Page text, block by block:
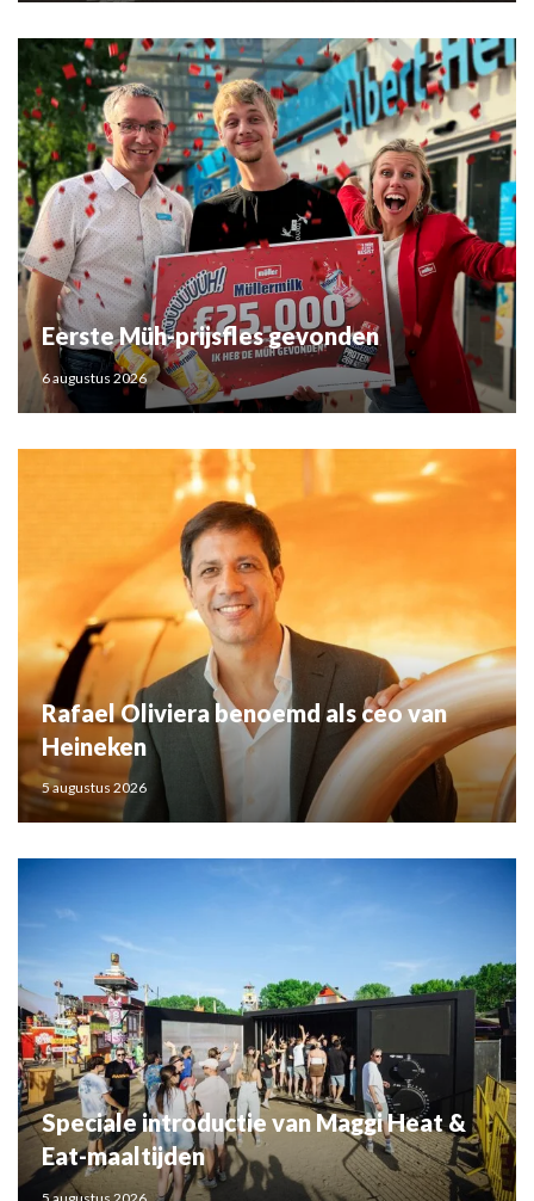
Eerste Müh-prijsfles gevonden
6 augustus 2026
Rafael Oliviera benoemd als ceo van
Heineken
5 augustus 2026
Speciale introductie van Maggi Heat &
Eat-maaltijden
5 augustus 2026